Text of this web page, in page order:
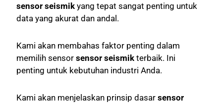
sensor seismik yang tepat sangat penting untuk
data yang akurat dan andal.
Kami akan membahas faktor penting dalam
memilih sensorsensor seismik terbaik. Ini
penting untuk kebutuhan industri Anda.
Kami akan menjelaskan prinsip dasarsensor